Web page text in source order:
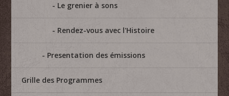
Le grenier à sons
Rendez-vous avec l'Histoire
Presentation des émissions
Grille des Programmes